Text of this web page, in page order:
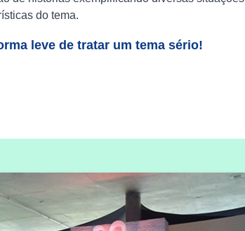
do tema.
leve de tratar um tema sério!